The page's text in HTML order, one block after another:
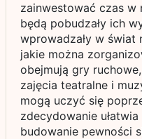
zainwestować czas w
będą pobudzały ich
wprowadzały w świat
jakie można
obejmują gry
zajęcia teatralne i
mogą uczyć się
zdecydowanie
budowanie pewności